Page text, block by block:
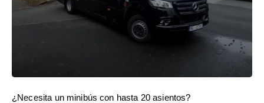
¿Necesita un minibús con hasta 20 asientos?